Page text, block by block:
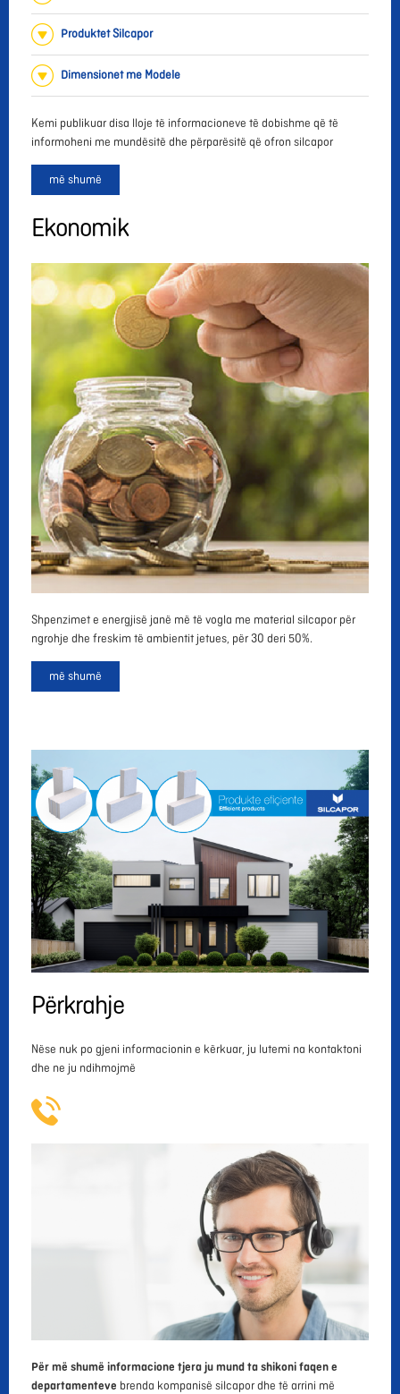
Produktet Silcapor
Dimensionet me Modele
Kemi publikuar disa lloje të informacioneve të dobishme që të
informoheni me mundësitë dhe përparësitë që ofron silcapor
më shumë
Ekonomik
Shpenzimet e energjisë janë më të vogla me material silcapor për
ngrohje dhe freskim të ambientit jetues, për 30 deri 50%.
më shumë
Përkrahje
Nëse nuk po gjeni informacionin e kërkuar, ju lutemi na kontaktoni
dhe ne ju ndihmojmë
Për më shumë informacione tjera ju mund ta shikoni faqen e
departamenteve brenda kompanisë silcapor dhe të arrini më